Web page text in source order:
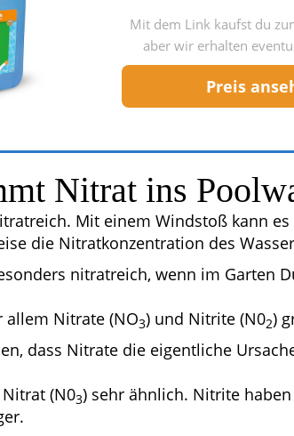
Mit dem Link kaufst du
aber wir erhalten
Preis
Nitrat ins
Mit einem Windstoß kann
die Nitratkonzentration des
nitratreich, wenn im Garten
allem Nitrate (NO3) und Nitrite (N02)
dass Nitrate die eigentliche
(N03) sehr ähnlich. Nitrite